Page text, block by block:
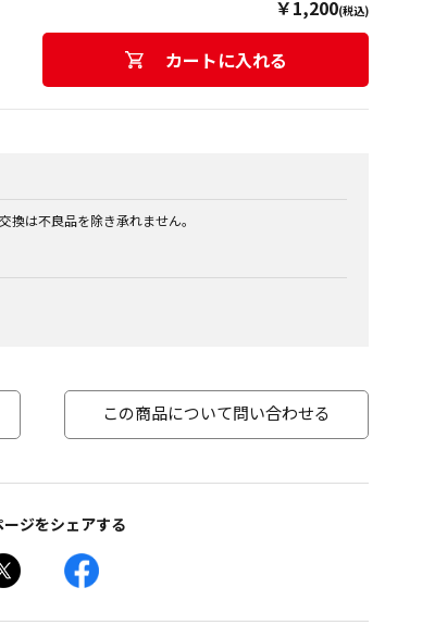
￥1,200(税込)
カートに入れる
換は不良品を除き承れません。
この商品について問い合わせる
ージをシェアする